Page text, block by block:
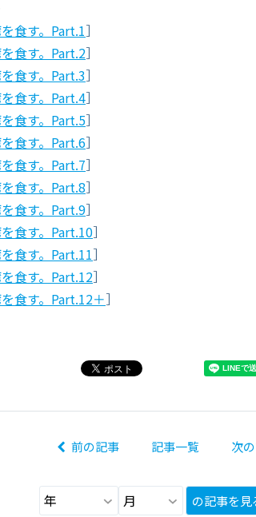
食す。Part.1］
食す。Part.2］
食す。Part.3］
食す。Part.4］
食す。Part.5］
食す。Part.6］
食す。Part.7］
食す。Part.8］
食す。Part.9］
食す。Part.10］
食す。Part.11］
食す。Part.12］
食す。Part.12＋］
前の記事 記事一覧 次
の記事を見